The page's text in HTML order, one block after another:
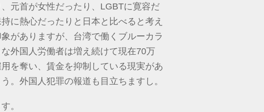
元首が女性だったり、LGBTに寛容だ
に熱心だったりと日本と比べると考え
がありますが、台湾で働くブルーカラ
外国人労働者は増え続けて現在70万
を奪い、賃金を抑制している現実があ
。外国人犯罪の報道も目立ちますし。
。